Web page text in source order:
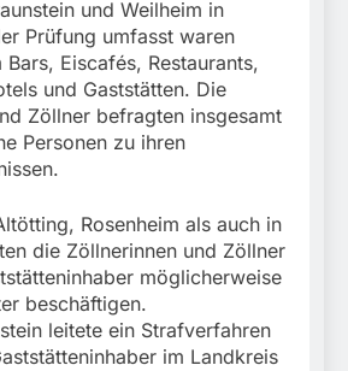
und Weilheim in
Prüfung umfasst waren
Bars, Eiscafés, Restaurants,
und Gaststätten. Die
Zöllner befragten insgesamt
Personen zu ihren
Rosenheim als auch in
die Zöllnerinnen und Zöllner
möglicherweise
beschäftigen.
leitete ein Strafverfahren
im Landkreis